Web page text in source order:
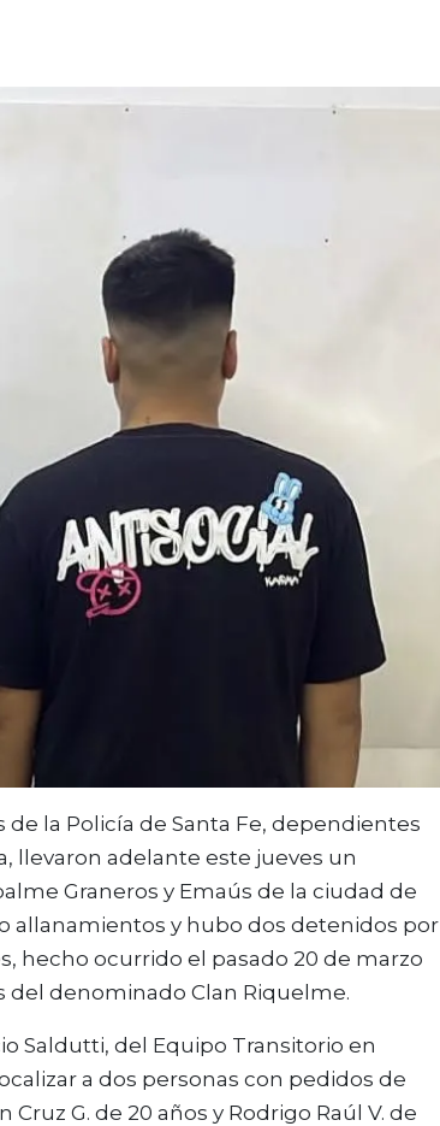
la Policía de Santa Fe, dependientes
llevaron adelante este jueves un
Graneros y Emaús de la ciudad de
allanamientos y hubo dos detenidos por
hecho ocurrido el pasado 20 de marzo
del denominado Clan Riquelme.
Saldutti, del Equipo Transitorio en
a dos personas con pedidos de
G. de 20 años y Rodrigo Raúl V. de